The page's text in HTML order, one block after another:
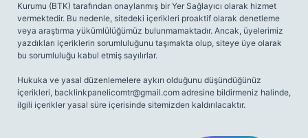
Kurumu (BTK) tarafından onaylanmış bir Yer Sağlayıcı olarak hizmet
vermektedir. Bu nedenle, sitedeki içerikleri proaktif olarak denetleme
veya araştırma yükümlülüğümüz bulunmamaktadır. Ancak, üyelerimiz
yazdıkları içeriklerin sorumluluğunu taşımakta olup, siteye üye olarak
bu sorumluluğu kabul etmiş sayılırlar.
Hukuka ve yasal düzenlemelere aykırı olduğunu düşündüğünüz
içerikleri, backlinkpanelicomtr@gmail.com adresine bildirmeniz halinde,
ilgili içerikler yasal süre içerisinde sitemizden kaldırılacaktır.